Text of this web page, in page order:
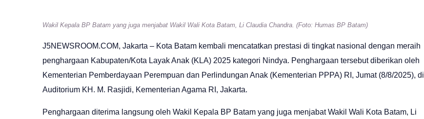
Wakil Kepala BP Batam yang juga menjabat Wakil Wali Kota Batam, Li Claudia Chandra. (Foto: Humas BP Batam)
J5NEWSROOM.COM, Jakarta – Kota Batam kembali mencatatkan prestasi di tingkat nasional dengan meraih
penghargaan Kabupaten/Kota Layak Anak (KLA) 2025 kategori Nindya. Penghargaan tersebut diberikan oleh
Kementerian Pemberdayaan Perempuan dan Perlindungan Anak (Kementerian PPPA) RI, Jumat (8/8/2025), di
Auditorium KH. M. Rasjidi, Kementerian Agama RI, Jakarta.
Penghargaan diterima langsung oleh Wakil Kepala BP Batam yang juga menjabat Wakil Wali Kota Batam, Li